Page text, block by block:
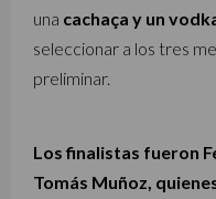
una cachaça y un
seleccionar a los tres
preliminar.
Los finalistas fueron
Tomás Muñoz,